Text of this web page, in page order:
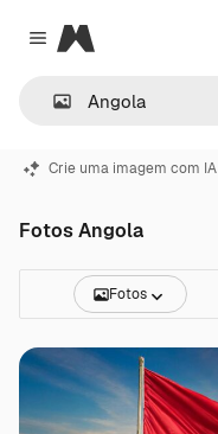
Close menu
Magnific
Crie uma imagem com IA
Fotos Angola
Fotos